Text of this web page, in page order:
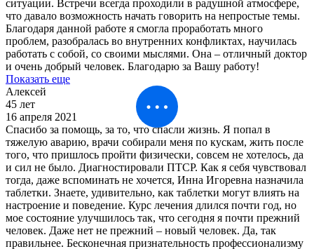
ситуации. Встречи всегда проходили в радушной атмосфере,
что давало возможность начать говорить на непростые темы.
Благодаря данной работе я смогла проработать много
проблем, разобралась во внутренних конфликтах, научилась
работать с собой, со своими мыслями. Она – отличный доктор
и очень добрый человек. Благодарю за Вашу работу!
Показать еще
Алексей
45 лет
16 апреля 2021
Спасибо за помощь, за то, что спасли жизнь. Я попал в
тяжелую аварию, врачи собирали меня по кускам, жить после
того, что пришлось пройти физически, совсем не хотелось, да
и сил не было. Диагностировали ПТСР. Как я себя чувствовал
тогда, даже вспоминать не хочется, Инна Игоревна назначила
таблетки. Знаете, удивительно, как таблетки могут влиять на
настроение и поведение. Курс лечения длился почти год, но
мое состояние улучшилось так, что сегодня я почти прежний
человек. Даже нет не прежний – новый человек. Да, так
правильнее. Бесконечная признательность профессионализму